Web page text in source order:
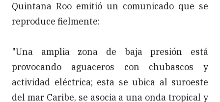
Quintana Roo emitió un comunicado que se
reproduce fielmente:
"Una amplia zona de baja presión está
provocando aguaceros con chubascos y
actividad eléctrica; esta se ubica al suroeste
del mar Caribe, se asocia a una onda tropical y